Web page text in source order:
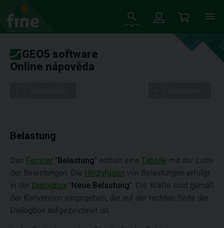
GEO5 software
Online nápověda
Belastung
Das Fenster "Belastung" enthält eine Tabelle mit der Liste
der Belastungen. Die Hinzufügen von Belastungen erfolgt
in der Dialogbox "Neue Belastung". Die Kräfte sind gemäß
der Konvention eingegeben, die auf der rechten Seite der
Dialogbox aufgezeichnet ist.